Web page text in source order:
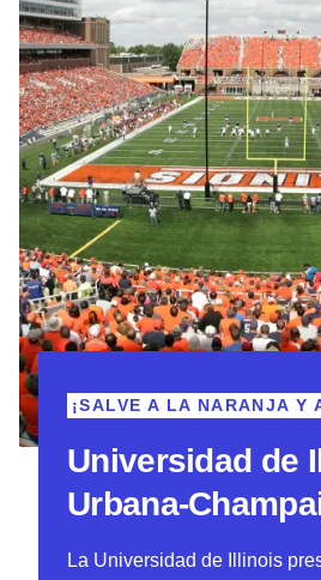
Universidad de
Urbana-
¡SALVE A LA NARANJA Y
La Universidad de Illinois